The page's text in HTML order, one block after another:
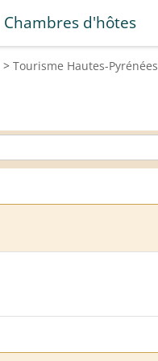
Chambres d'hôtes
> Tourisme Hautes-Pyrénées